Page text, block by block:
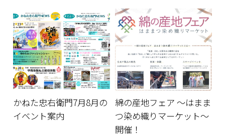
かねた忠右衛門7月8月の
イベント案内
綿の産地フェア ～はまま
つ染め織りマーケット～
開催！